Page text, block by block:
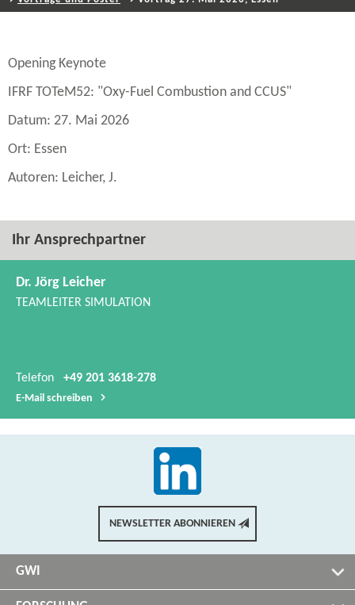
Opening Keynote
IFRF TOTeM52: "Oxy-​Fuel Combustion and CCUS"
Datum: 27. Mai 2026
Ort: Essen
Autoren: Leicher, J.
Ihr Ansprechpartner
Dr. Jörg Leicher
TEAMLEITER SIMULATION
Telefon +49 201 3618-278
E-​Mail schreiben
NEWSLETTER ABONNIEREN
GWI